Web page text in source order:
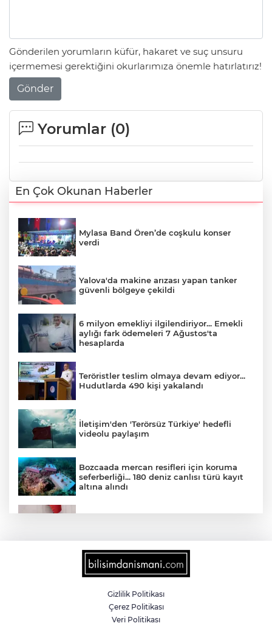
Gönderilen yorumların küfür, hakaret ve suç unsuru
içermemesi gerektiğini okurlarımıza önemle hatırlatırız!
Gönder
Yorumlar (0)
En Çok Okunan Haberler
Mylasa Band Ören’de coşkulu konser
verdi
Yalova'da makine arızası yapan tanker
güvenli bölgeye çekildi
6 milyon emekliyi ilgilendiriyor... Emekli
aylığı fark ödemeleri 7 Ağustos'ta
hesaplarda
Teröristler teslim olmaya devam ediyor...
Hudutlarda 490 kişi yakalandı
İletişim'den 'Terörsüz Türkiye' hedefli
videolu paylaşım
Bozcaada mercan resifleri için koruma
seferberliği... 180 deniz canlısı türü kayıt
altına alındı
'Ay Grubu' suç örgütüne 12 gözaltı!
2025'te Ar-Ge'ye 254 milyar TL harcadık!
Gizlilik Politikası
Çerez Politikası
Veri Politikası